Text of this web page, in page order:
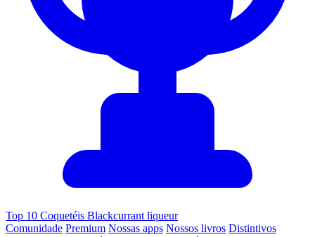
Top 10 Coquetéis Blackcurrant liqueur
Comunidade Premium Nossas apps Nossos livros Distintivos